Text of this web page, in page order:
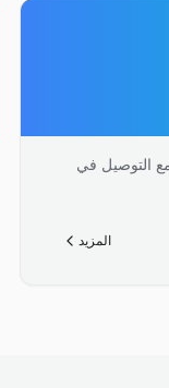
التوصيل في
المزيد